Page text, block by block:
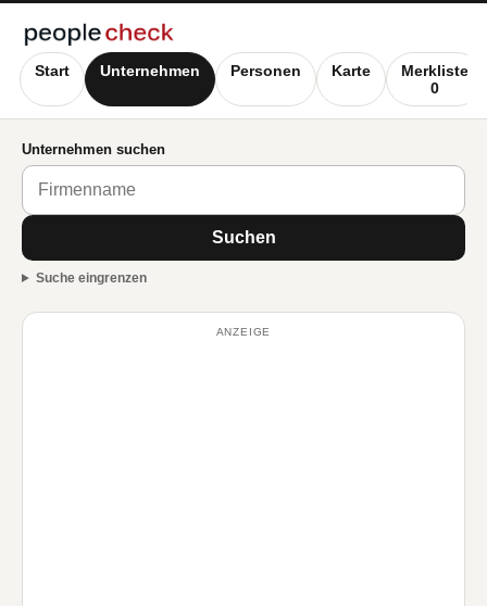
Start Unternehmen Personen Karte
Merkliste
0
Unternehmen suchen
Suchen
Suche eingrenzen
ANZEIGE